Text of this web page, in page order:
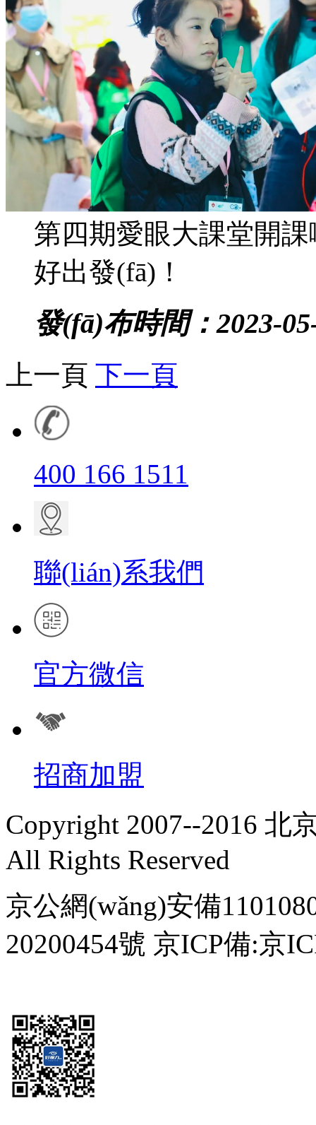
第四期愛眼大課堂開課
好出發(fā)！
發(fā)布時間：2023-
上一頁 下一頁
400 166 1511
聯(lián)系我們
官方微信
招商加盟
Copyright 2007--2016 北
All Rights Reserved
京公網(wǎng)安備
20200454號 京ICP備:京